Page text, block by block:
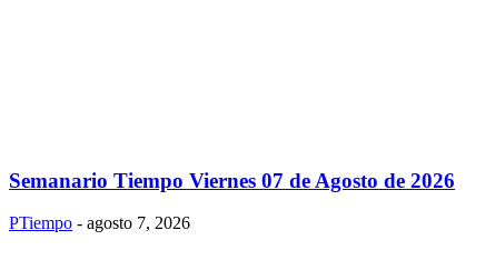
Semanario Tiempo Viernes 07 de Agosto de 2026
PTiempo - agosto 7, 2026